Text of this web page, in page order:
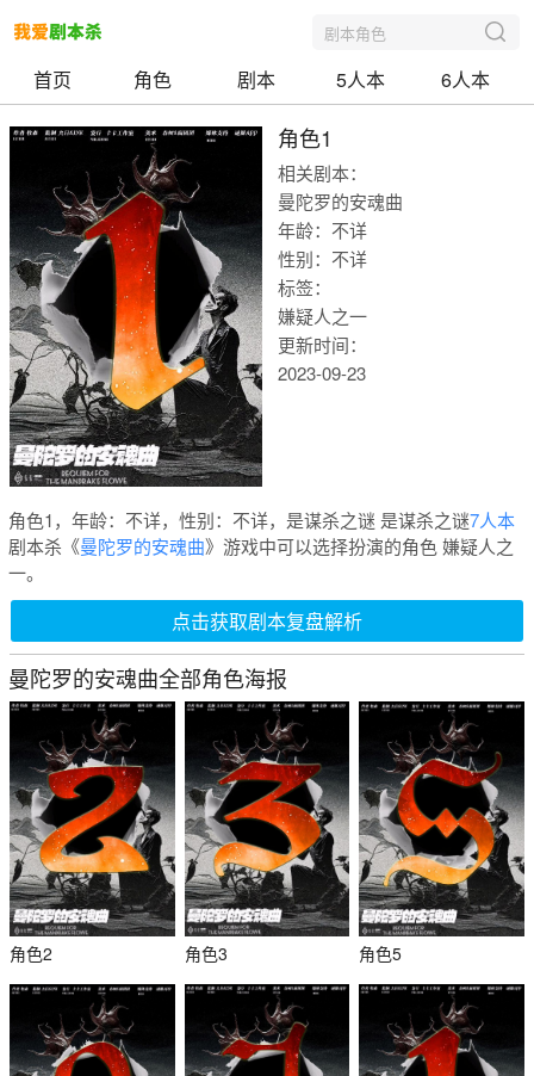
我爱剧本
剧本角色
首页 角色 剧本 5人本 6人本
角色1
相关剧本：
曼陀罗的安魂曲
年龄：不详
性别：不详
标签：
嫌疑人之一
更新时间：
2023-09-23
角色1，年龄：不详，性别：不详，是谋杀之谜 是谋杀之谜7人本
剧本杀《曼陀罗的安魂曲》游戏中可以选择扮演的角色 嫌疑人之
一。
点击获取剧本复盘解析
曼陀罗的安魂曲全部角色海报
角色2 角色3 角色5